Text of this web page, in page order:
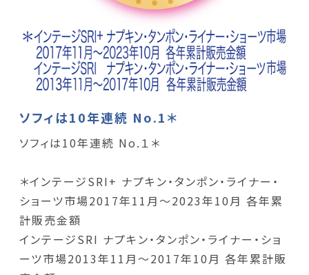
ソフィは10年連続 No.1＊
ソフィは10年連続 No.１＊
＊インテージSRI+ ナプキン・タンポン・ライナー・
ショーツ市場2017年11月～2023年10月 各年累
計販売金額
インテージSRI ナプキン・タンポン・ライナー・ショ
ーツ市場2013年11月～2017年10月 各年累計販